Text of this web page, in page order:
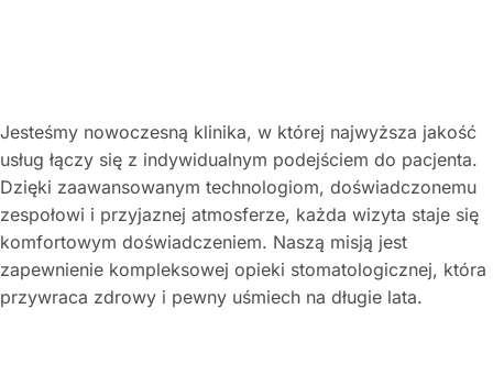
Jesteśmy nowoczesną klinika, w której najwyższa jakość
usług łączy się z indywidualnym podejściem do pacjenta.
Dzięki zaawansowanym technologiom, doświadczonemu
zespołowi i przyjaznej atmosferze, każda wizyta staje się
komfortowym doświadczeniem. Naszą misją jest
zapewnienie kompleksowej opieki stomatologicznej, która
przywraca zdrowy i pewny uśmiech na długie lata.